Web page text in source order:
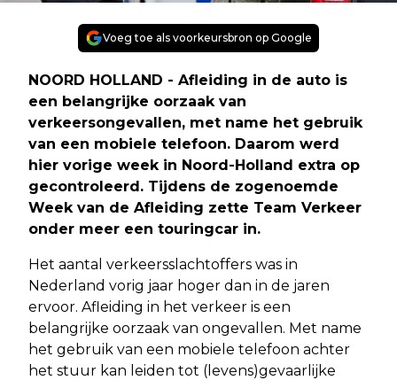
Voeg toe als voorkeursbron op Google
NOORD HOLLAND - Afleiding in de auto is
een belangrijke oorzaak van
verkeersongevallen, met name het gebruik
van een mobiele telefoon. Daarom werd
hier vorige week in Noord-Holland extra op
gecontroleerd. Tijdens de zogenoemde
Week van de Afleiding zette Team Verkeer
onder meer een touringcar in.
Het aantal verkeersslachtoffers was in
Nederland vorig jaar hoger dan in de jaren
ervoor. Afleiding in het verkeer is een
belangrijke oorzaak van ongevallen. Met name
het gebruik van een mobiele telefoon achter
het stuur kan leiden tot (levens)gevaarlijke